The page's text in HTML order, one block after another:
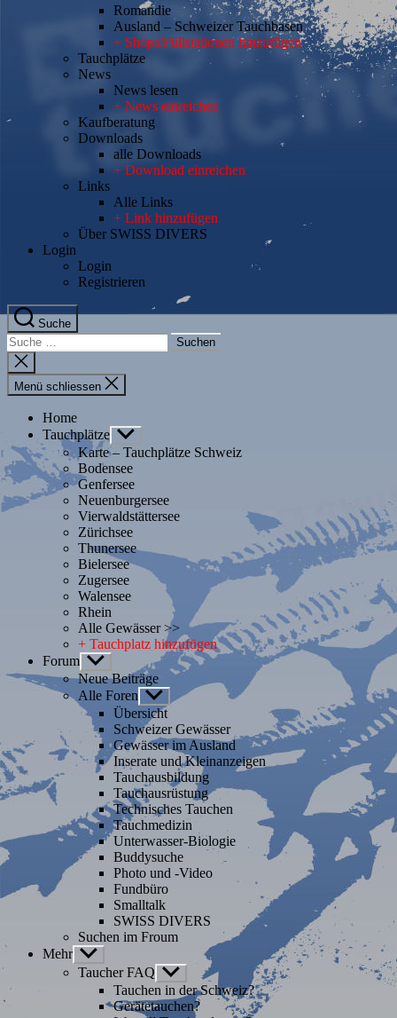
Romandie
Ausland – Schweizer Tauchbasen
+ Shops/Füllstationen hinzufügen
Tauchplätze
News
News lesen
+ News einreichen
Kaufberatung
Downloads
alle Downloads
+ Download einreichen
Links
Alle Links
+ Link hinzufügen
Über SWISS DIVERS
Login
Login
Registrieren
Suche
Suche
nach:
Suche
schliessen
Menü schliessen
Home
Tauchplätze Untermenü
anzeigen
Karte – Tauchplätze Schweiz
Bodensee
Genfersee
Neuenburgersee
Vierwaldstättersee
Zürichsee
Thunersee
Bielersee
Zugersee
Walensee
Rhein
Alle Gewässer >>
+ Tauchplatz hinzufügen
Forum Untermenü
anzeigen
Neue Beiträge
Alle Foren Untermenü
anzeigen
Übersicht
Schweizer Gewässer
Gewässer im Ausland
Inserate und Kleinanzeigen
Tauchausbildung
Tauchausrüstung
Technisches Tauchen
Tauchmedizin
Unterwasser-Biologie
Buddysuche
Photo und -Video
Fundbüro
Smalltalk
SWISS DIVERS
Suchen im Froum
Mehr Untermenü
anzeigen
Taucher FAQ Untermenü
anzeigen
Tauchen in der Schweiz?
Gerätetauchen?